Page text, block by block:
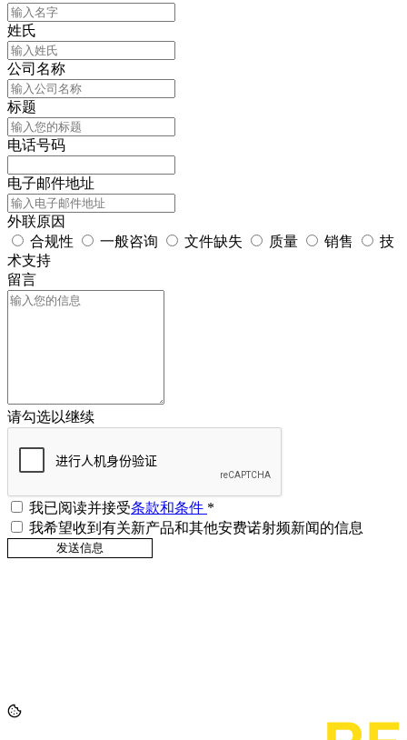
姓氏
公司名称
标题
电话号码
电子邮件地址
外联原因
合规性
一般咨询 文件缺失 质量 销售
技
术支持
留言
请勾选以继续
我已阅读并接受条款和条件 *
我希望收到有关新产品和其他安费诺射频新闻的信息